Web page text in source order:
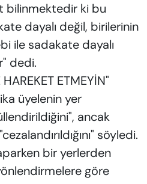
bilinmektedir ki bu
dayalı değil, birilerinin
ile sadakate dayalı
dedi.
ETMEYİN"
üyelenin yer
ancak
söyledi.
bir yerlerden
göre